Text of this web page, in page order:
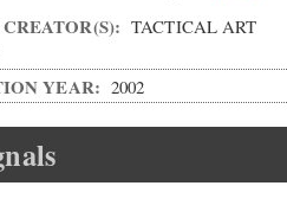
TACTICAL ART
YEAR: 2002